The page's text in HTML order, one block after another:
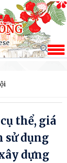
thể, giá
sử dụng
dựng